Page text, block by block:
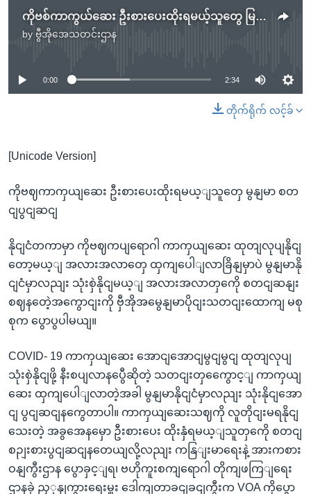
ကိုဗစ်ကာကွယ်ဆေး ဦးစားပေးထိုးရမယ့်သူတွေ မြန်မာ စတင်ပြင်ဆင်
by ဗွီအိုအေသတင်းဌာန
No media source currently available
0:00 2:34
တိုက်ရိုက် လင့်ခ်
[Unicode Version]
ကိုဗဈကာကှယျဆေး ဦးစားပေးထိုးရမယ့ျသူတှေ မွနျမာ စတ
ငျပွငျဆငျ
နိုငျငံတကာမှာ ကိုဗဈကပျရောဂါ ကာကှယျဆေး ထုတျလုပျနိုငျ
တော့မယ့ျ အလားအလာတှေ ထှကျပေါျလာခြိနျမှာပဲ မွနျမာနို
ငျငံမှာလညျး သုံးစှဲနိုငျမယ့ျ အလားအလာတှကေို စတငျဆနျး
စဈနတေဲ့အကွောငျးကို ဗှီအိုအမွေနျမာပိုငျးသတငျးထောကျ မစု
စုက ပွောပွပါမယျ။
COVID- 19 ကာကှယျဆေး အောငျအောငျမွငျမွငျ ထုတျလုပျ
သုံးစှဲနိုငျဖို့ နီးစပျလာနပွေီဆိုတဲ့ သတငျးတှကွေောင့ျ ကာကှယျ
ဆေး ထှကျပေါျလာတဲ့အခါ မွနျမာနိုငျငံမှာလညျး သုံးနိုငျအော
ငျ ပွငျဆငျနကွေတာပါ။ ကာကှယျဆေးသဈကို လူတိုငျးမရနိုငျ
သေးတဲ့ အခွအေနမှော ဦးစားပေး ထိုးနှံရမယ့ျသူတှကေို စတငျ
စဉျးစားပွငျဆငျနတေယျလို့လညျး ကနြျးမာရေးနဲ့ အားကစား
ဝနျကွီးဌာန ပွောခှင့ျရ၊ ဗဟိုကူးစကျရောဂါ တိုကျဖကြျရေး
ဌာနခှဲ ညှှနျကွားရေးမှူး ဒေါကျတာခငျခငျကွီးက VOA ကိုပွော